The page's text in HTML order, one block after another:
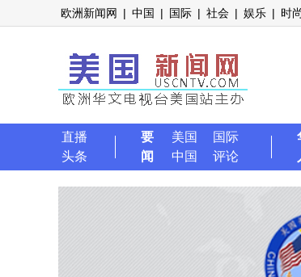
欧洲新闻网 | 中国 | 国际 | 社会 | 娱乐 | 时尚
直播
头条
要
闻
美国
国际
中国
评论